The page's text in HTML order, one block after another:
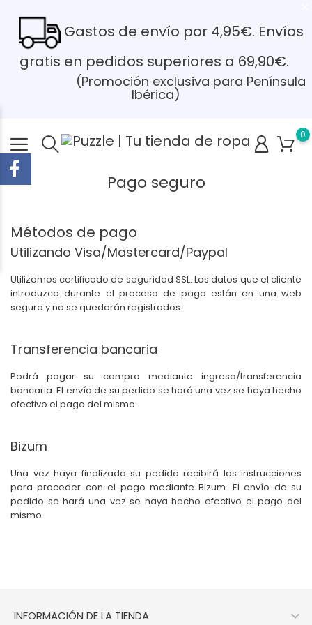
Gastos de envío por 4,95€. Envíos
gratis en pedidos superiores a 69,90€.
(Promoción exclusiva para Península
Ibérica)
0
Pago seguro
Métodos de pago
Utilizando Visa/Mastercard/Paypal
Utilizamos certificado de seguridad SSL. Los datos que el cliente
introduzca durante el proceso de pago están en una web
segura y no se quedarán registrados.
Transferencia bancaria
Podrá pagar su compra mediante ingreso/transferencia
bancaria. El envío de su pedido se hará una vez se haya hecho
efectivo el pago del mismo.
Bizum
Una vez haya finalizado su pedido recibirá las instrucciones
para proceder con el pago mediante Bizum. El envío de su
pedido se hará una vez se haya hecho efectivo el pago del
mismo.
INFORMACIÓN DE LA TIENDA 